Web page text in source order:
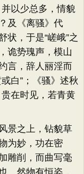
并以少总多，情貌
及《离骚》代
状，于是“嵯峨”之
诡势瑰声，模山
言，辞人丽淫而
白”；《骚》述秋
贵在时见，若青黄
之上，钻貌草
为妙，功在密
雕削，而曲写毫
。然物有恒姿，